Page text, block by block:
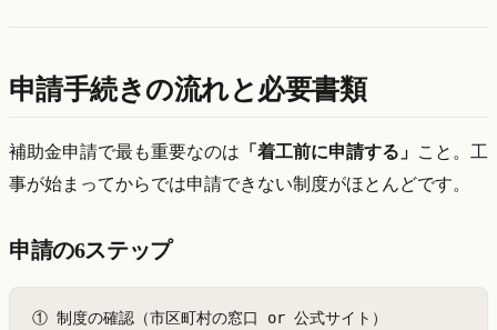
申請手続きの流れと必要書類
補助金申請で最も重要なのは 「着工前に申請する」 こと。工
事が始まってからでは申請できない制度がほとんどです。
申請の6ステップ
① 制度の確認（市区町村の窓口 or 公式サイト）